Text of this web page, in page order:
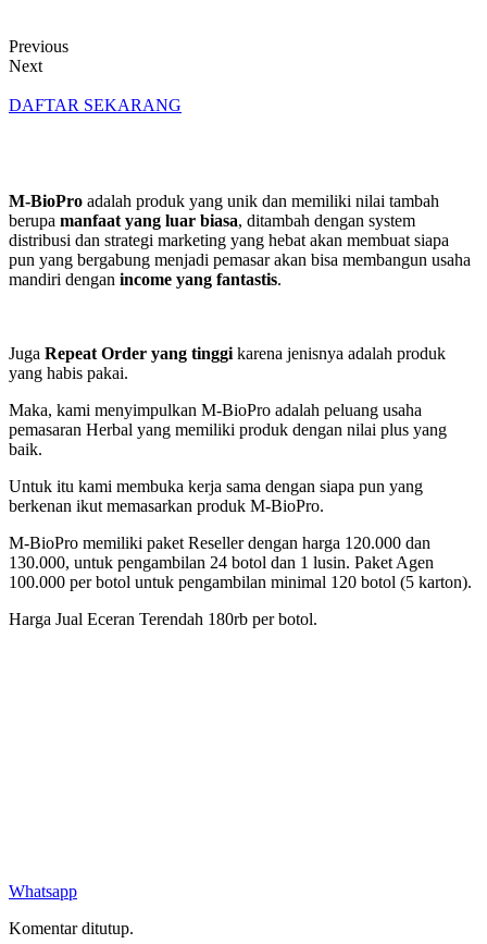
Previous
Next
DAFTAR SEKARANG
M-BioPro adalah produk yang unik dan memiliki nilai tambah
berupa manfaat yang luar biasa, ditambah dengan system
distribusi dan strategi marketing yang hebat akan membuat siapa
pun yang bergabung menjadi pemasar akan bisa membangun usaha
mandiri dengan income yang fantastis.
Juga Repeat Order yang tinggi karena jenisnya adalah produk
yang habis pakai.
Maka, kami menyimpulkan M-BioPro adalah peluang usaha
pemasaran Herbal yang memiliki produk dengan nilai plus yang
baik.
Untuk itu kami membuka kerja sama dengan siapa pun yang
berkenan ikut memasarkan produk M-BioPro.
M-BioPro memiliki paket Reseller dengan harga 120.000 dan
130.000, untuk pengambilan 24 botol dan 1 lusin. Paket Agen
100.000 per botol untuk pengambilan minimal 120 botol (5 karton).
Harga Jual Eceran Terendah 180rb per botol.
Whatsapp
Komentar ditutup.